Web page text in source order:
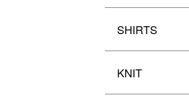
SHIRTS
KNIT